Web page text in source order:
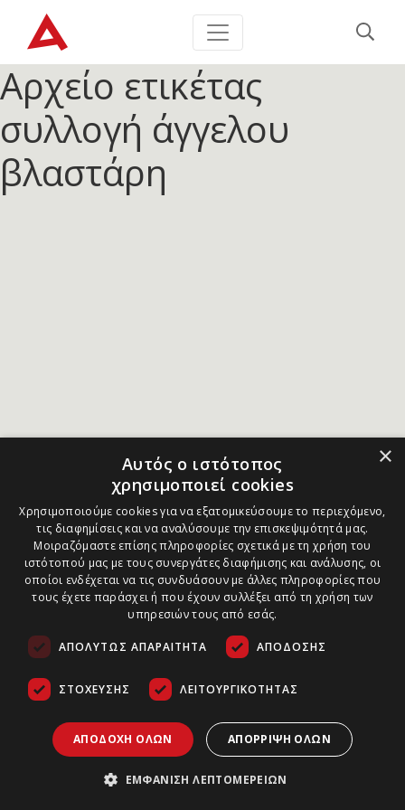
Αρχείο ετικέτας
συλλογή άγγελου
βλαστάρη
×
Αυτός ο ιστότοπος
χρησιμοποιεί cookies
Χρησιμοποιούμε cookies για να εξατομικεύσουμε το περιεχόμενο,
τις διαφημίσεις και να αναλύσουμε την επισκεψιμότητά μας.
Μοιραζόμαστε επίσης πληροφορίες σχετικά με τη χρήση του
ιστότοπού μας με τους συνεργάτες διαφήμισης και ανάλυσης, οι
οποίοι ενδέχεται να τις συνδυάσουν με άλλες πληροφορίες που
τους έχετε παράσχει ή που έχουν συλλέξει από τη χρήση των
υπηρεσιών τους από εσάς.
ΑΠΟΛΎΤΩΣ ΑΠΑΡΑΊΤΗΤΑ ΑΠΌΔΟΣΗΣ
ΣΤΌΧΕΥΣΗΣ ΛΕΙΤΟΥΡΓΙΚΌΤΗΤΑΣ
ΑΠΟΔΟΧΉ ΌΛΩΝ ΑΠΌΡΡΙΨΗ ΌΛΩΝ
ΕΜΦΆΝΙΣΗ ΛΕΠΤΟΜΕΡΕΙΏΝ